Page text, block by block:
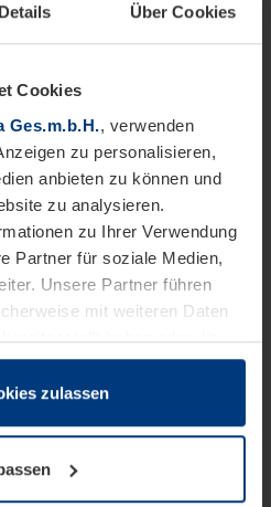
Details Über Cookies
Cookies
Ges.m.b.H., verwenden
zu personalisieren,
anbieten zu können und
zu analysieren.
zu Ihrer Verwendung
Partner für soziale Medien,
Unsere Partner führen
mit weiteren Daten
haben oder die
der Dienste gesammelt
dieser Seite unbedingt
Cookie-Typen benötigen
können Sie jederzeit
zulassen